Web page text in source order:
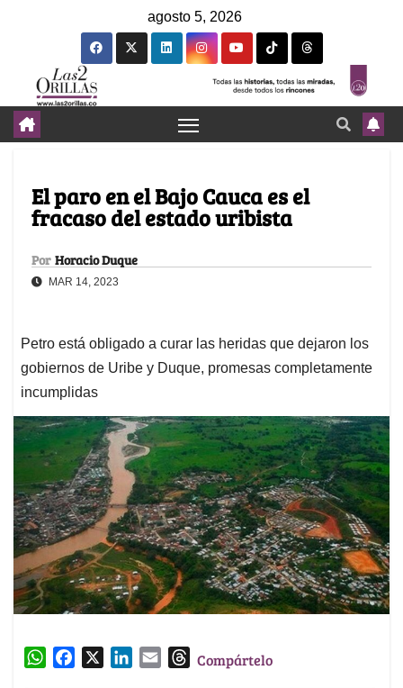
agosto 5, 2026
El paro en el Bajo Cauca es el
fracaso del estado uribista
Por Horacio Duque
MAR 14, 2023
Petro está obligado a curar las heridas que dejaron los
gobiernos de Uribe y Duque, promesas completamente
incumplidas
W
TCompártelo